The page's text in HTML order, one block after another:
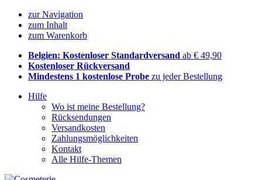
zur Navigation
zum Inhalt
zum Warenkorb
Belgien: Kostenloser Standardversand ab € 49,90
Kostenloser Rückversand
Mindestens 1 kostenlose Probe zu jeder Bestellung
Hilfe
Wo ist meine Bestellung?
Rücksendungen
Versandkosten
Zahlungsmöglichkeiten
Kontakt
Alle Hilfe-Themen